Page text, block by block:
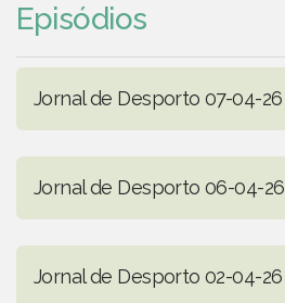
Episódios
Jornal de Desporto 07-04-26
Jornal de Desporto 06-04-26
Jornal de Desporto 02-04-26